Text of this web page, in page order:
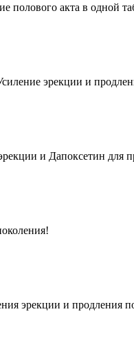
полового акта в одной
эрекции и
и Дапоксетин для
эрекции и продления